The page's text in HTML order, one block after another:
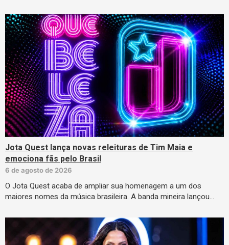
Jota Quest lança novas releituras de Tim Maia e
emociona fãs pelo Brasil
6 de agosto de 2026
O Jota Quest acaba de ampliar sua homenagem a um dos
maiores nomes da música brasileira. A banda mineira lançou…